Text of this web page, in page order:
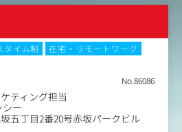
タイム制
在宅・リモートワーク
No.86086
ティング担当
シー
五丁目2番20号赤坂パークビル